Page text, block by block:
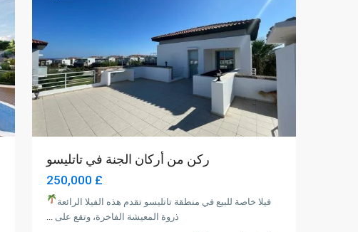
ركن من أركان الجنة في تاتليسو
£ 250,000
فيلا خاصة للبيع في منطقة تاتليسو تقدم هذه الفيلا الرائعة
ذروة المعيشة الفاخرة، وتقع على ...